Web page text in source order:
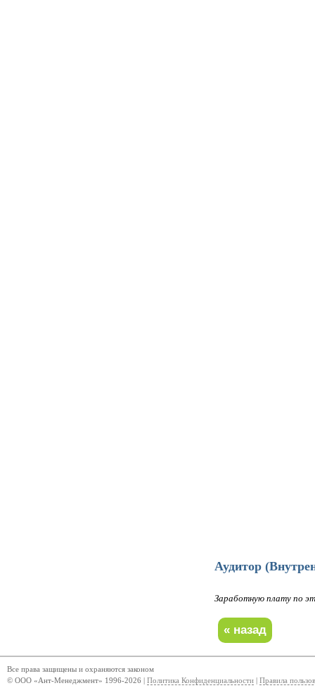
Аудитор
Заработную плату по
Все права защищены и охраняются законом
© ООО «Ант-Менеджмент» 1996-2026 | Политика Конфиденциальности Правила